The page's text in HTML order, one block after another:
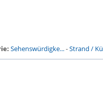
Sehenswürdigke...-Strand /